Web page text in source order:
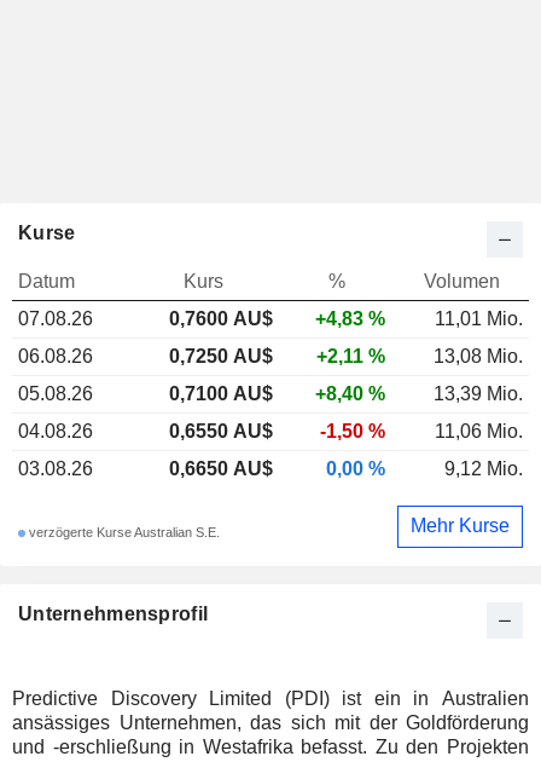
Unternehmensprofil
Predictive Discovery Limited (PDI) ist ein in Australien
ansässiges Unternehmen, das sich mit der Goldförderung
und -erschließung in Westafrika befasst. Zu den Projekten
Kurse
Datum Kurs %
Volumen
07.08.26
0,7600 AU$ +4,83 %
11,01 Mio.
06.08.26
0,7250 AU$ +2,11 %
13,08 Mio.
05.08.26
0,7100 AU$ +8,40 %
13,39 Mio.
04.08.26
0,6550 AU$ -1,50 %
11,06 Mio.
03.08.26
0,6650 AU$ 0,00 % 9,12 Mio.
verzögerte Kurse Australian S.E. Mehr Kurse